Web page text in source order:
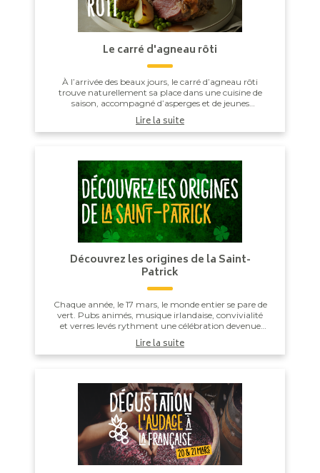
Le carré d'agneau rôti
À l’arrivée des beaux jours, le carré d’agneau rôti
trouve naturellement sa place dans une cuisine de
saison, accompagné d’asperges et de jeunes
Lire la suite
Découvrez les origines de la Saint-
Patrick
Chaque année, le 17 mars, le monde entier se pare de
vert. Pubs animés, musique irlandaise, convivialité
et verres levés rythment une célébration devenue
incontournable… la Saint-Patrick. Mais de...
Lire la suite